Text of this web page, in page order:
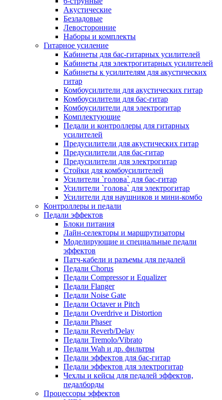
Акустические
Безладовые
Левосторонние
Наборы и комплекты
Гитарное усиление
Кабинеты для бас-гитарных усилителей
Кабинеты для электрогитарных усилителей
Кабинеты к усилителям для акустических
гитар
Комбоусилители для акустических гитар
Комбоусилители для бас-гитар
Комбоусилители для электрогитар
Комплектующие
Педали и контроллеры для гитарных
усилителей
Предусилители для акустических гитар
Предусилители для бас-гитар
Предусилители для электрогитар
Стойки для комбоусилителей
Усилители `голова` для бас-гитар
Усилители `голова` для электрогитар
Усилители для наушников и мини-комбо
Контроллеры и педали
Педали эффектов
Блоки питания
Лайн-селекторы и маршрутизаторы
Моделирующие и специальные педали
эффектов
Патч-кабели и разъемы для педалей
Педали Chorus
Педали Compressor и Equalizer
Педали Flanger
Педали Noise Gate
Педали Octaver и Pitch
Педали Overdrive и Distortion
Педали Phaser
Педали Reverb/Delay
Педали Tremolo/Vibrato
Педали Wah и др. фильтры
Педали эффектов для бас-гитар
Педали эффектов для электрогитар
Чехлы и кейсы для педалей эффектов,
педалборды
Процессоры эффектов